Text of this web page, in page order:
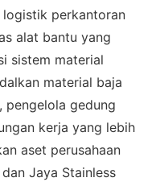
logistik perkantoran
alat bantu yang
sistem material
material baja
pengelola gedung
kerja yang lebih
aset perusahaan
Jaya Stainless
Anda, dapatkan